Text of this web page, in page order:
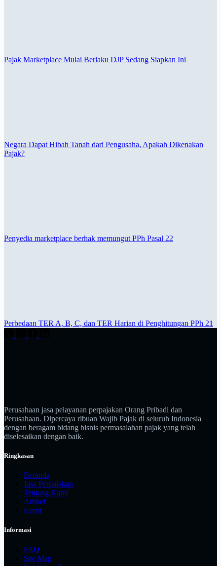
Pajak Marketplace Mulai Berlaku DJP Sedang Siapkan Ini
Negara Dapat Hibah Tanah dari Pengusaha, Apakah Dikenakan
Pajak?
Penyedia marketplace berhak memungut PPh Pasal 22
Perbedaan TER A, B, C, dan TER Harian di Penghitungan PPh 21
Perusahaan jasa pelayanan perpajakan Orang Pribadi dan
Perusahaan. Dipercaya ribuan Wajib Pajak di seluruh Indonesia
dengan beragam bidang bisnis permasalahan pajak yang telah
diselesaikan dengan baik.
Ringkasan
Beranda
Jasa Perpajakan
Tentang Kami
Artikel
Event
Informasi
FAQ
Site Map